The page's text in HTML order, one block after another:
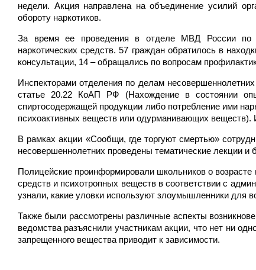
недели. Акция направлена на объединение усилий
обороту наркотиков.
За время ее проведения в отделе МВД России по
наркотических средств. 57 граждан обратилось в
консультации, 14 – обращались по вопросам
Инспекторами отделения по делам
статье 20.22 КоАП РФ (Нахождение в состоянии
спиртосодержащей продукции либо потребление ими
психоактивных веществ или одурманивающих веществ).
В рамках акции «Сообщи, где торгуют смертью»
несовершеннолетних проведены тематические лекции
Полицейские проинформировали школьников о возрасте
средств и психотропных веществ в соответствии с
узнали, какие уловки используют злоумышленники для
Также были рассмотрены различные аспекты
ведомства разъяснили участникам акции, что нет ни
запрещенного вещества приводит к зависимости.